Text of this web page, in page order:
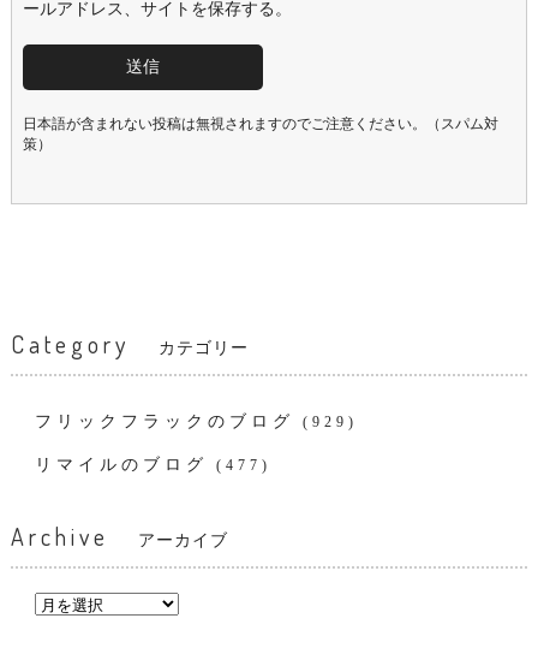
ールアドレス、サイトを保存する。
日本語が含まれない投稿は無視されますのでご注意ください。（スパム対
策）
Category カテゴリー
フリックフラックのブログ (929)
リマイルのブログ (477)
Archive アーカイブ